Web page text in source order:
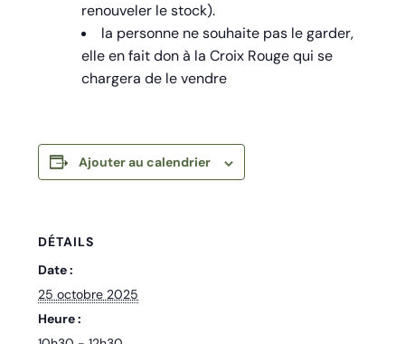
renouveler le stock).
la personne ne souhaite pas le garder,
elle en fait don à la Croix Rouge qui se
chargera de le vendre
Ajouter au calendrier
DÉTAILS
Date :
25 octobre 2025
Heure :